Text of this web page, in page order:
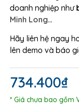
doanh nghiệp như
Minh Long…
Hãy liên hệ ngay
lên demo và báo
734.400₫
* Giá chưa bao gồm